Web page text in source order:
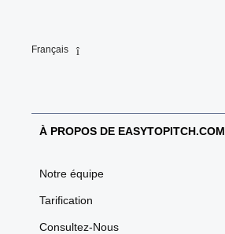
Français
À PROPOS DE EASYTOPITCH.COM
Notre équipe
Tarification
Consultez-Nous